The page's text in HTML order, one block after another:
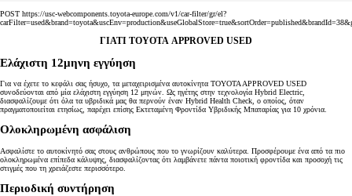
POST https://usc-webcomponents.toyota-europe.com/v1/car-filter/gr/el?
ΓΙΑΤΙ TOYOTA APPROVED USED
Ελάχιστη 12μηνη εγγύηση
Για να έχετε το κεφάλι σας ήσυχο, τα μεταχειρισμένα αυτοκίνητα TOYOTA APPROVED USED
συνοδεύονται από μία ελάχιστη εγγύηση 12 μηνών. Ως ηγέτης στην τεχνολογία Hybrid Electric,
διασφαλίζουμε ότι όλα τα υβριδικά μας θα περνούν έναν Hybrid Health Check, ο οποίος, όταν
πραγματοποιείται ετησίως, παρέχει επίσης Εκτεταμένη Φροντίδα Υβριδικής Μπαταρίας για 10 χρόνια.
Ολοκληρωμένη ασφάλιση
Ασφαλίστε το αυτοκίνητό σας στους ανθρώπους που το γνωρίζουν καλύτερα. Προσφέρουμε ένα από τα πιο
ολοκληρωμένα επίπεδα κάλυψης, διασφαλίζοντας ότι λαμβάνετε πάντα ποιοτική φροντίδα και προσοχή τις
στιγμές που τη χρειάζεστε περισσότερο.
Περιοδική συντήρηση